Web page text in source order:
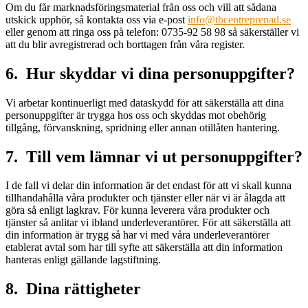
Om du får marknadsföringsmaterial från oss och vill att sådana
utskick upphör, så kontakta oss via e-post info@tbcentreprenad.se
eller genom att ringa oss på telefon: 0735-92 58 98 så säkerställer vi
att du blir avregistrerad och borttagen från våra register.
6. Hur skyddar vi dina personuppgifter?
Vi arbetar kontinuerligt med dataskydd för att säkerställa att dina
personuppgifter är trygga hos oss och skyddas mot obehörig
tillgång, förvanskning, spridning eller annan otillåten hantering.
7. Till vem lämnar vi ut personuppgifter?
I de fall vi delar din information är det endast för att vi skall kunna
tillhandahålla våra produkter och tjänster eller när vi är ålagda att
göra så enligt lagkrav. För kunna leverera våra produkter och
tjänster så anlitar vi ibland underleverantörer. För att säkerställa att
din information är trygg så har vi med våra underleverantörer
etablerat avtal som har till syfte att säkerställa att din information
hanteras enligt gällande lagstiftning.
8. Dina rättigheter